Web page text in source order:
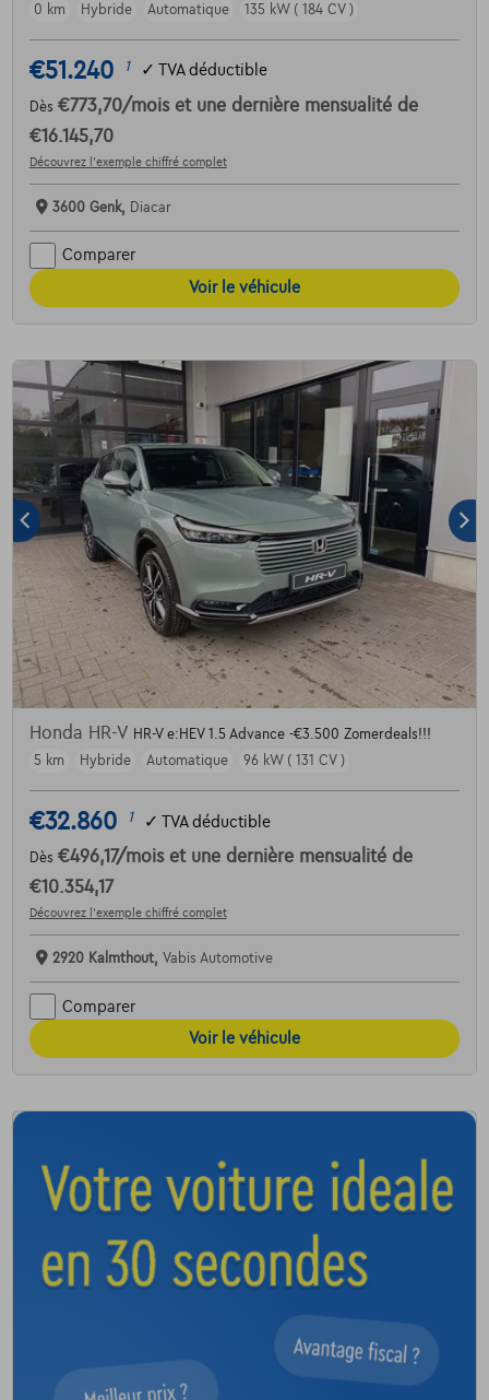
0 km
Hybride Automatique 135 kW ( 184 CV )
€51.240 1 ✓ TVA déductible
Dès €773,70/mois et une dernière mensualité de
€16.145,70
Découvrez l’exemple chiffré complet
3600 Genk, Diacar
Comparer
Voir le véhicule
Honda HR-V HR-V e:HEV 1.5 Advance -€3.500 Zomerdeals!!!
5 km
Hybride Automatique 96 kW ( 131 CV )
€32.860 1 ✓ TVA déductible
Dès €496,17/mois et une dernière mensualité de
€10.354,17
Découvrez l’exemple chiffré complet
2920 Kalmthout, Vabis Automotive
Comparer
Voir le véhicule